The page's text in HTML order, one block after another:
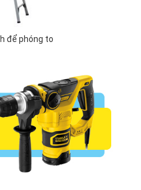
để phóng to